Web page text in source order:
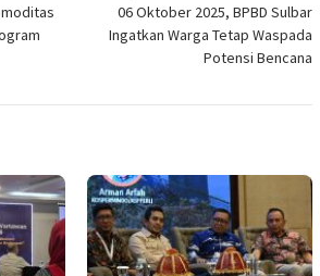
06 Oktober 2025, BPBD Sulbar
Ingatkan Warga Tetap Waspada
Potensi Bencana